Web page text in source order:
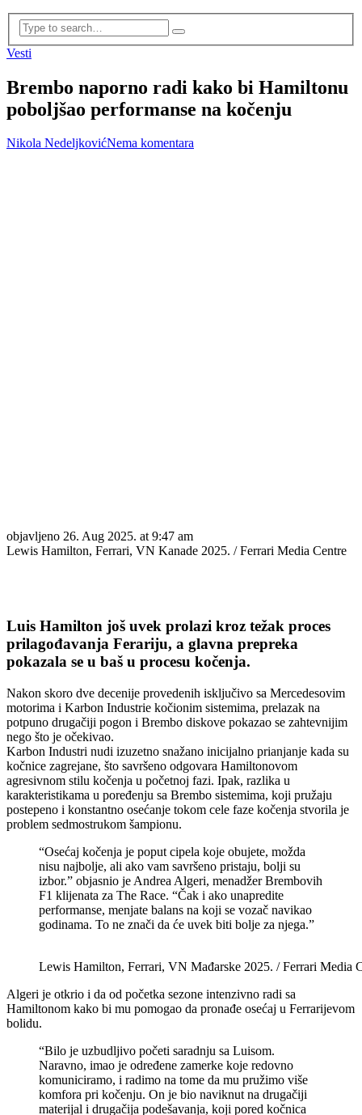
Vesti
Brembo naporno radi kako bi Hamiltonu
poboljšao performanse na kočenju
Nikola NedeljkovićNema komentara
objavljeno 26. Aug 2025. at 9:47 am
Lewis Hamilton, Ferrari, VN Kanade 2025. / Ferrari Media Centre
Luis Hamilton još uvek prolazi kroz težak proces
prilagođavanja Ferariju, a glavna prepreka
pokazala se u baš u procesu kočenja.
Nakon skoro dve decenije provedenih isključivo sa Mercedesovim
motorima i Karbon Industrie kočionim sistemima, prelazak na
potpuno drugačiji pogon i Brembo diskove pokazao se zahtevnijim
nego što je očekivao.
Karbon Industri nudi izuzetno snažano inicijalno prianjanje kada su
kočnice zagrejane, što savršeno odgovara Hamiltonovom
agresivnom stilu kočenja u početnoj fazi. Ipak, razlika u
karakteristikama u poređenju sa Brembo sistemima, koji pružaju
postepeno i konstantno osećanje tokom cele faze kočenja stvorila je
problem sedmostrukom šampionu.
“Osećaj kočenja je poput cipela koje obujete, možda
nisu najbolje, ali ako vam savršeno pristaju, bolji su
izbor.” objasnio je Andrea Algeri, menadžer Brembovih
F1 klijenata za The Race. “Čak i ako unapredite
performanse, menjate balans na koji se vozač navikao
godinama. To ne znači da će uvek biti bolje za njega.”
Lewis Hamilton, Ferrari, VN Mađarske 2025. / Ferrari Media
Algeri je otkrio i da od početka sezone intenzivno radi sa
Hamiltonom kako bi mu pomogao da pronađe osećaj u Ferrarijevom
bolidu.
“Bilo je uzbudljivo početi saradnju sa Luisom.
Naravno, imao je određene zamerke koje redovno
komuniciramo, i radimo na tome da mu pružimo više
komfora pri kočenju. On je bio naviknut na drugačiji
materijal i drugačija podešavanja, koji pored kočnica